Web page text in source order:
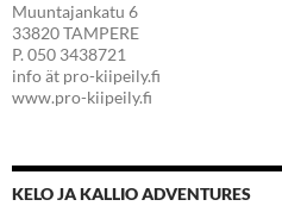
Muuntajankatu 6
33820 TAMPERE
P. 050 3438721
info ät pro-kiipeily.fi
www.pro-kiipeily.fi
KELO JA KALLIO ADVENTURES